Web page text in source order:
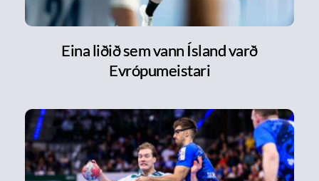
Eina liðið sem vann Ísland varð
Evrópumeistari